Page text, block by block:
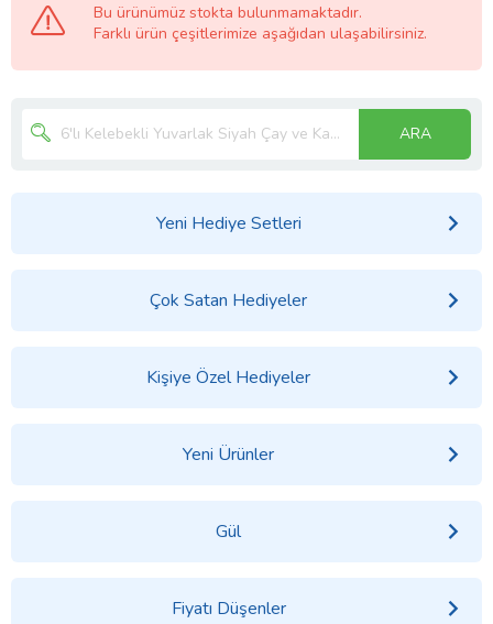
Bu ürünümüz stokta bulunmamaktadır.
Farklı ürün çeşitlerimize aşağıdan ulaşabilirsiniz.
ARA
Yeni Hediye Setleri
Çok Satan Hediyeler
Kişiye Özel Hediyeler
Yeni Ürünler
Gül
Fiyatı Düşenler